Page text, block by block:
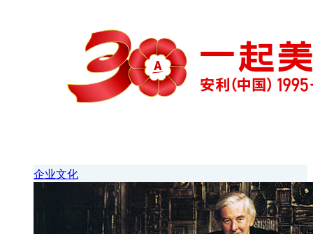
企业文化